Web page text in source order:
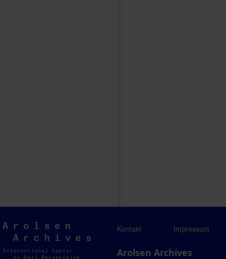
Arolsen
Archives
Kontakt Impressum
Arolsen Archives